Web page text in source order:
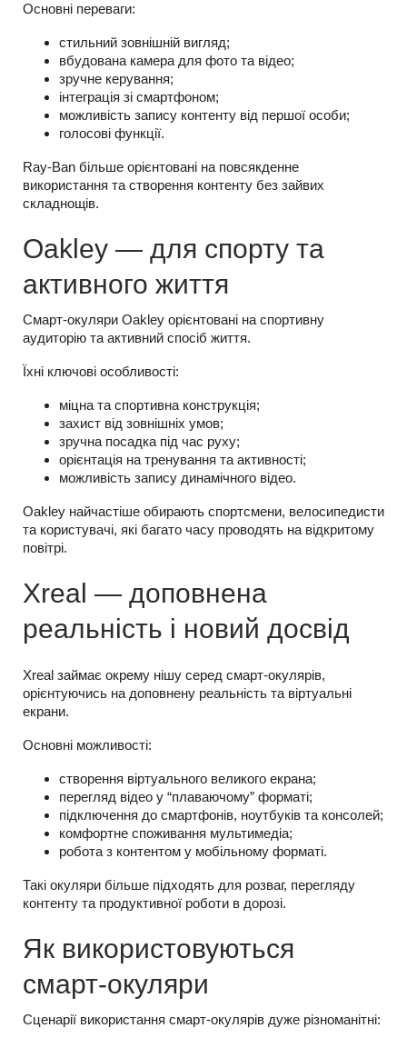
Основні переваги:
стильний зовнішній вигляд;
вбудована камера для фото та відео;
зручне керування;
інтеграція зі смартфоном;
можливість запису контенту від першої особи;
голосові функції.
Ray-Ban більше орієнтовані на повсякденне
використання та створення контенту без зайвих
складнощів.
Oakley — для спорту та
активного життя
Смарт-окуляри Oakley орієнтовані на спортивну
аудиторію та активний спосіб життя.
Їхні ключові особливості:
міцна та спортивна конструкція;
захист від зовнішніх умов;
зручна посадка під час руху;
орієнтація на тренування та активності;
можливість запису динамічного відео.
Oakley найчастіше обирають спортсмени, велосипедисти
та користувачі, які багато часу проводять на відкритому
повітрі.
Xreal — доповнена
реальність і новий досвід
Xreal займає окрему нішу серед смарт-окулярів,
орієнтуючись на доповнену реальність та віртуальні
екрани.
Основні можливості:
створення віртуального великого екрана;
перегляд відео у “плаваючому” форматі;
підключення до смартфонів, ноутбуків та консолей;
комфортне споживання мультимедіа;
робота з контентом у мобільному форматі.
Такі окуляри більше підходять для розваг, перегляду
контенту та продуктивної роботи в дорозі.
Як використовуються
смарт-окуляри
Сценарії використання смарт-окулярів дуже різноманітні: